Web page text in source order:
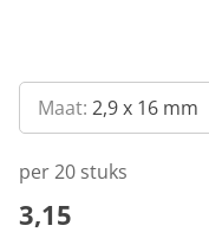
Maat: 2,9 x 16 mm
per 20 stuks
3,15